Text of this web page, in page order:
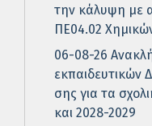
την κάλυψη με
ΠΕ04.02 Χημικών
06-08-26
εκπαιδευτικών
σης για τα
και 2028-2029